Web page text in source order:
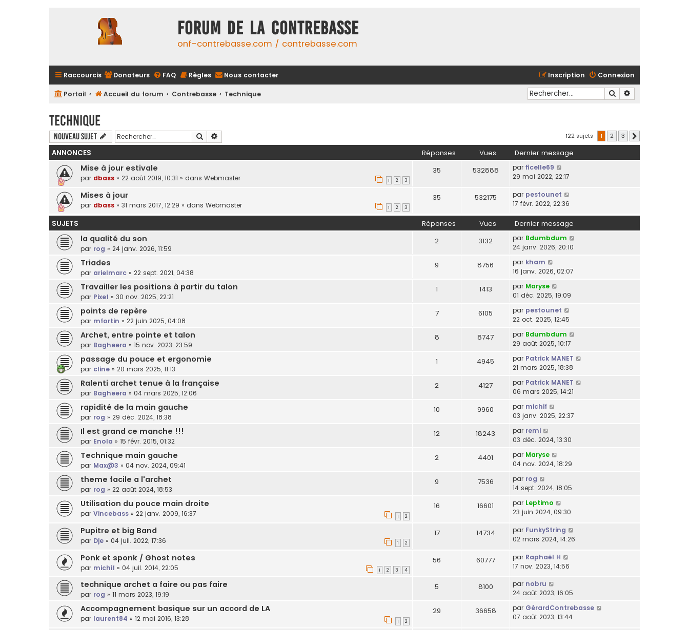
FORUM DE LA CONTREBASSE
onf-contrebasse.com / contrebasse.com
Raccourcis Donateurs FAQ Règles Nous contacter Connexion
Inscription
Portail Accueil du forum Contrebasse Technique Rechercher
Technique
Nouveau sujet Rechercher 122 sujets 1 2 3
ANNONCES Réponses Vues Dernier message
Mise à jour estivale
par dbass » 22 août 2019, 10:31 » dans Webmaster 1 2 3
35 532888 par ficelle69
29 mai 2022, 22:17
Mises à jour
par dbass » 31 mars 2017, 12:29 » dans Webmaster 1 2 3
35 532175 par pestounet
17 févr. 2022, 22:36
SUJETS Réponses Vues Dernier message
la qualité du son
par rog » 24 janv. 2026, 11:59
2 3132 par Bdumbdum
24 janv. 2026, 20:10
Triades
par arielmarc » 22 sept. 2021, 04:38
9 8756 par kham
16 janv. 2026, 02:07
Travailler les positions à partir du talon
par Pixef » 30 nov. 2025, 22:21
1 1413 par Maryse
01 déc. 2025, 19:09
points de repère
par mfortin » 22 juin 2025, 04:08
7 6105 par pestounet
22 oct. 2025, 12:45
Archet, entre pointe et talon
par Bagheera » 15 nov. 2023, 23:59
8 8747 par Bdumbdum
29 août 2025, 10:17
passage du pouce et ergonomie
par cline » 20 mars 2025, 11:13
1 4945 par Patrick MANET
21 mars 2025, 18:38
Ralenti archet tenue à la française
par Bagheera » 04 mars 2025, 12:06
2 4127 par Patrick MANET
06 mars 2025, 14:21
rapidité de la main gauche
par rog » 29 déc. 2024, 18:38
10 9960 par michif
03 janv. 2025, 22:37
Il est grand ce manche !!!
par Enola » 15 févr. 2015, 01:32
12 18243 par remi
03 déc. 2024, 13:30
Technique main gauche
par Max@3 » 04 nov. 2024, 09:41
2 4401 par Maryse
04 nov. 2024, 18:29
theme facile a l'archet
par rog » 22 août 2024, 18:53
9 7536 par rog
14 sept. 2024, 18:05
Utilisation du pouce main droite
par Vincebass » 22 janv. 2009, 16:37 1 2
16 16601 par Leptimo
23 juin 2024, 09:30
Pupitre et big Band
par Dje » 04 juil. 2022, 17:36 1 2
17 14734 par FunkyString
02 mars 2024, 14:26
Ponk et sponk / Ghost notes
par michif » 04 juil. 2014, 22:05 1 2 3 4
56 60777 par Raphaël H
17 nov. 2023, 14:56
technique archet a faire ou pas faire
par rog » 11 mars 2023, 19:19
5 8100 par nobru
24 août 2023, 16:05
Accompagnement basique sur un accord de LA
par laurent84 » 12 mai 2016, 13:28 1 2
29 36658 par GérardContrebasse
07 août 2023, 13:44